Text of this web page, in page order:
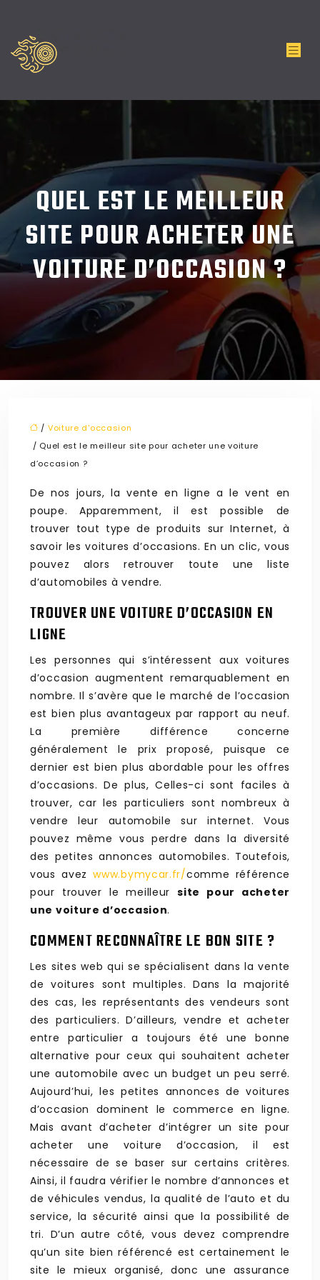
QUEL EST LE MEILLEUR
SITE POUR ACHETER UNE
VOITURE D’OCCASION ?
/ Voiture d'occasion
/ Quel est le meilleur site pour acheter une voiture
d’occasion ?
De nos jours, la vente en ligne a le vent en
poupe. Apparemment, il est possible de
trouver tout type de produits sur Internet, à
savoir les voitures d’occasions. En un clic, vous
pouvez alors retrouver toute une liste
d’automobiles à vendre.
TROUVER UNE VOITURE D’OCCASION EN
LIGNE
Les personnes qui s’intéressent aux voitures
d’occasion augmentent remarquablement en
nombre. Il s’avère que le marché de l’occasion
est bien plus avantageux par rapport au neuf.
La première différence concerne
généralement le prix proposé, puisque ce
dernier est bien plus abordable pour les offres
d’occasions. De plus, Celles-ci sont faciles à
trouver, car les particuliers sont nombreux à
vendre leur automobile sur internet. Vous
pouvez même vous perdre dans la diversité
des petites annonces automobiles. Toutefois,
vous avezwww.bymycar.fr/comme référence
pour trouver le meilleursite pour acheter
une voiture d’occasion.
COMMENT RECONNAÎTRE LE BON SITE ?
Les sites web qui se spécialisent dans la vente
de voitures sont multiples. Dans la majorité
des cas, les représentants des vendeurs sont
des particuliers. D’ailleurs, vendre et acheter
entre particulier a toujours été une bonne
alternative pour ceux qui souhaitent acheter
une automobile avec un budget un peu serré.
Aujourd’hui, les petites annonces de voitures
d’occasion dominent le commerce en ligne.
Mais avant d’acheter d’intégrer un site pour
acheter une voiture d’occasion, il est
nécessaire de se baser sur certains critères.
Ainsi, il faudra vérifier le nombre d’annonces et
de véhicules vendus, la qualité de l’auto et du
service, la sécurité ainsi que la possibilité de
tri. D’un autre côté, vous devez comprendre
qu’un site bien référencé est certainement le
site le mieux organisé, donc une assurance